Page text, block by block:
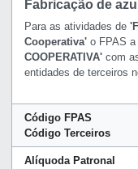
Fabricação de
Para as atividades de
Cooperativa'o FPAS a
COOPERATIVA'com
entidades de terceiros
Código FPAS
Código Terceiros
Alíquoda Patronal